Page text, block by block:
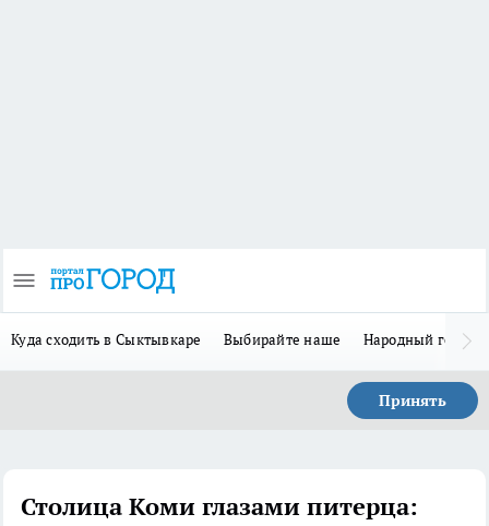
Куда сходить в Сыктывкаре Выбирайте наше Народный герой
Принять
Столица Коми глазами питерца: